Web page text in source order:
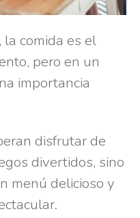
comida es el
pero en un
importancia
disfrutar de
divertidos, sino
menú delicioso y